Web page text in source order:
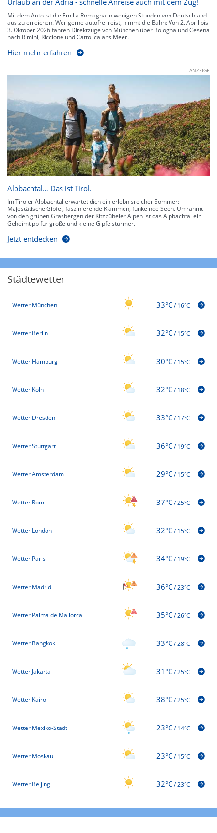
Urlaub an der Adria - schnelle Anreise auch mit dem Zug!
Mit dem Auto ist die Emilia Romagna in wenigen Stunden von Deutschland
aus zu erreichen. Wer gerne autofrei reist, nimmt die Bahn: Von 2. April bis
3. Oktober 2026 fahren Direktzüge von München über Bologna und Cesena
nach Rimini, Riccione und Cattolica ans Meer.
Hier mehr erfahren
ANZEIGE
Alpbachtal… Das ist Tirol.
Im Tiroler Alpbachtal erwartet dich ein erlebnisreicher Sommer:
Majestätische Gipfel, faszinierende Klammen, funkelnde Seen. Umrahmt
von den grünen Grasbergen der Kitzbüheler Alpen ist das Alpbachtal ein
Geheimtipp für große und kleine Gipfelstürmer.
Jetzt entdecken
Städtewetter
Wetter München 33°C/16°C
Wetter Berlin 32°C/15°C
Wetter Hamburg 30°C/15°C
Wetter Köln 32°C/18°C
Wetter Dresden 33°C/17°C
Wetter Stuttgart 36°C/19°C
Wetter Amsterdam 29°C/15°C
Wetter Rom 37°C/25°C
Wetter London 32°C/15°C
Wetter Paris 34°C/19°C
Wetter Madrid 36°C/23°C
Wetter Palma de Mallorca 35°C/26°C
Wetter Bangkok 33°C/28°C
Wetter Jakarta 31°C/25°C
Wetter Kairo 38°C/25°C
Wetter Mexiko-Stadt 23°C/14°C
Wetter Moskau 23°C/15°C
Wetter Beijing 32°C/23°C